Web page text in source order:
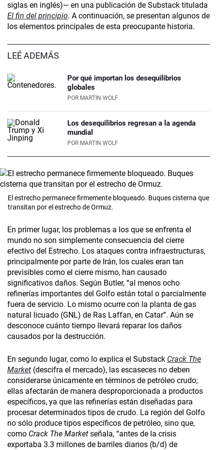
siglas en inglés)— en una publicación de Substack titulada
El fin del principio. A continuación, se presentan algunos de
los elementos principales de esta preocupante historia.
LEÉ ADEMÁS
Por qué importan los desequilibrios
globales
POR MARTIN WOLF
Los desequilibrios regresan a la agenda
mundial
POR MARTIN WOLF
El estrecho permanece firmemente bloqueado. Buques cisterna que
transitan por el estrecho de Ormuz.
En primer lugar, los problemas a los que se enfrenta el
mundo no son simplemente consecuencia del cierre
efectivo del Estrecho. Los ataques contra infraestructuras,
principalmente por parte de Irán, los cuales eran tan
previsibles como el cierre mismo, han causado
significativos daños. Según Butler, “al menos ocho
refinerías importantes del Golfo están total o parcialmente
fuera de servicio. Lo mismo ocurre con la planta de gas
natural licuado (GNL) de Ras Laffan, en Catar”. Aún se
desconoce cuánto tiempo llevará reparar los daños
causados por la destrucción.
En segundo lugar, como lo explica el Substack Crack The
Market (descifra el mercado), las escaseces no deben
considerarse únicamente en términos de petróleo crudo;
ellas afectarán de manera desproporcionada a productos
específicos, ya que las refinerías están diseñadas para
procesar determinados tipos de crudo. La región del Golfo
no sólo produce tipos específicos de petróleo, sino que,
como Crack The Market señala, “antes de la crisis
exportaba 3.3 millones de barriles diarios (b/d) de